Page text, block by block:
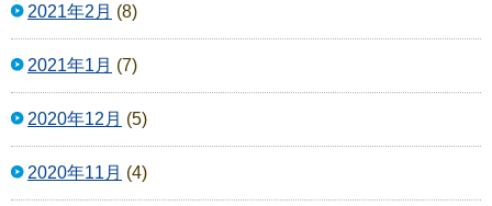
2021年2月 (8)
2021年1月 (7)
2020年12月 (5)
2020年11月 (4)